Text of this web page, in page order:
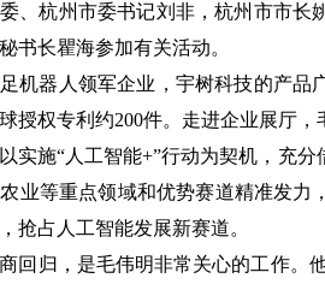
、杭州市委书记刘非，杭州市市长
书长瞿海参加有关活动。
机器人领军企业，宇树科技的产品
授权专利约200件。走进企业展厅
实施“人工智能+”行动为契机，充分
业等重点领域和优势赛道精准发力
抢占人工智能发展新赛道。
回归，是毛伟明非常关心的工作。